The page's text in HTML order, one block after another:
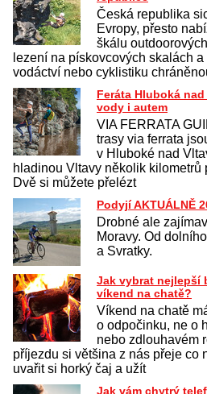
Česká republika
Evropy, přesto
škálu
lezení na pískovcových skalách
vodáctví nebo cyklistiku
Feráta Hluboká
vody i autem
VIA FERRATA
trasy via ferrata
v Hluboké nad
hladinou Vltavy několik kilometrů
Dvě si můžete přelézt
Podyjí AKTUÁLNĚ
Drobné ale
Moravy. Od
a Svratky.
Jak vybrat nejlepší
víkend na chatě?
Víkend na chatě
o odpočinku, ne o
nebo zdlouhavém
příjezdu si většina z nás přeje co
uvařit si horký čaj a užít
Jak vám chytrý